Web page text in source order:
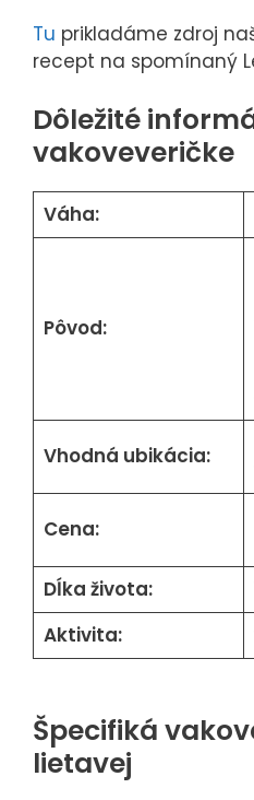
Tu prikladáme zdroj
recept na spomínaný
Dôležité
vakoveveričke
Váha:
Pôvod:
Vhodná ubikácia:
Cena:
Dĺka života:
Aktivita:
Špecifiká
lietavej